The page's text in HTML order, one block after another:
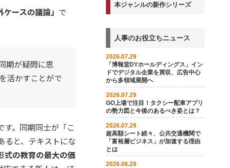
ケースの議論」 で
期が疑問に思
活かすことがで
。同期同士が「こ
ると、テキストにな
式の教育の最大の価
本ジャンルの新作シリーズ
人事のお役立ちニュース
2026.07.29
「博報堂DYホールディングス」イン
ドでデジタル企業を買収、広告中心
から多領域展開へ
2026.07.29
GO上場で注目！タクシー配車アプリ
の勢力図と今後のあるべき姿とは？
2026.07.29
超高額シート続々、公共交通機関で
「富裕層ビジネス」が加速する理由
とは
2026.06.29